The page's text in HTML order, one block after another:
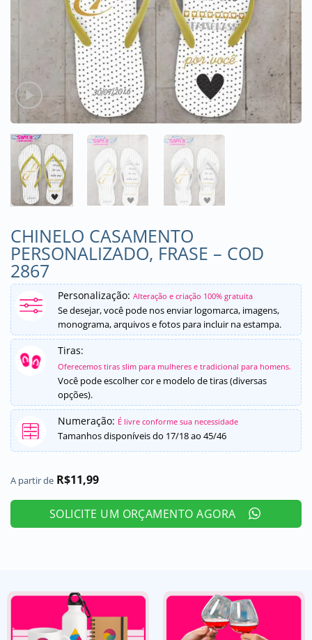
CHINELO CASAMENTO
PERSONALIZADO, FRASE – COD
2867
Personalização: Alteração e criação 100% gratuita
Se desejar, você pode nos enviar logomarca, imagens,
monograma, arquivos e fotos para incluir na estampa.
Tiras:
Oferecemos tiras slim para mulheres e tradicional para homens.
Você pode escolher cor e modelo de tiras (diversas
opções).
Numeração: É livre conforme sua necessidade
Tamanhos disponíveis do 17/18 ao 45/46
A partir de R$11,99
SOLICITE UM ORÇAMENTO AGORA